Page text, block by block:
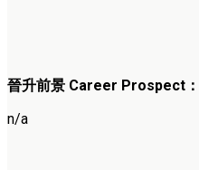
晉升前景 Career Prospect ：
n/a